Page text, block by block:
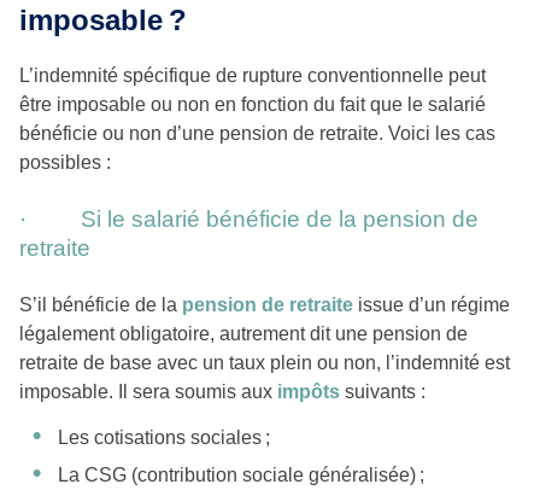
imposable ?
L’indemnité spécifique de rupture conventionnelle peut
être imposable ou non en fonction du fait que le salarié
bénéficie ou non d’une pension de retraite. Voici les cas
possibles :
· Si le salarié bénéficie de la pension de
retraite
S’il bénéficie de la pension de retraite issue d’un régime
légalement obligatoire, autrement dit une pension de
retraite de base avec un taux plein ou non, l’indemnité est
imposable. Il sera soumis aux impôts suivants :
Les cotisations sociales ;
La CSG (contribution sociale généralisée) ;